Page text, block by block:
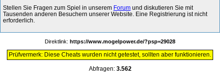
Stellen Sie Fragen zum Spiel in unserem Forum und diskutieren Sie mit
Tausenden anderen Besuchern unserer Website. Eine Registrierung ist nicht
erforderlich.
Direktlink: https://www.mogelpower.de/?psp=29028
Prüfvermerk: Diese Cheats wurden nicht getestet, sollten aber funktionieren.
Abfragen: 3.562